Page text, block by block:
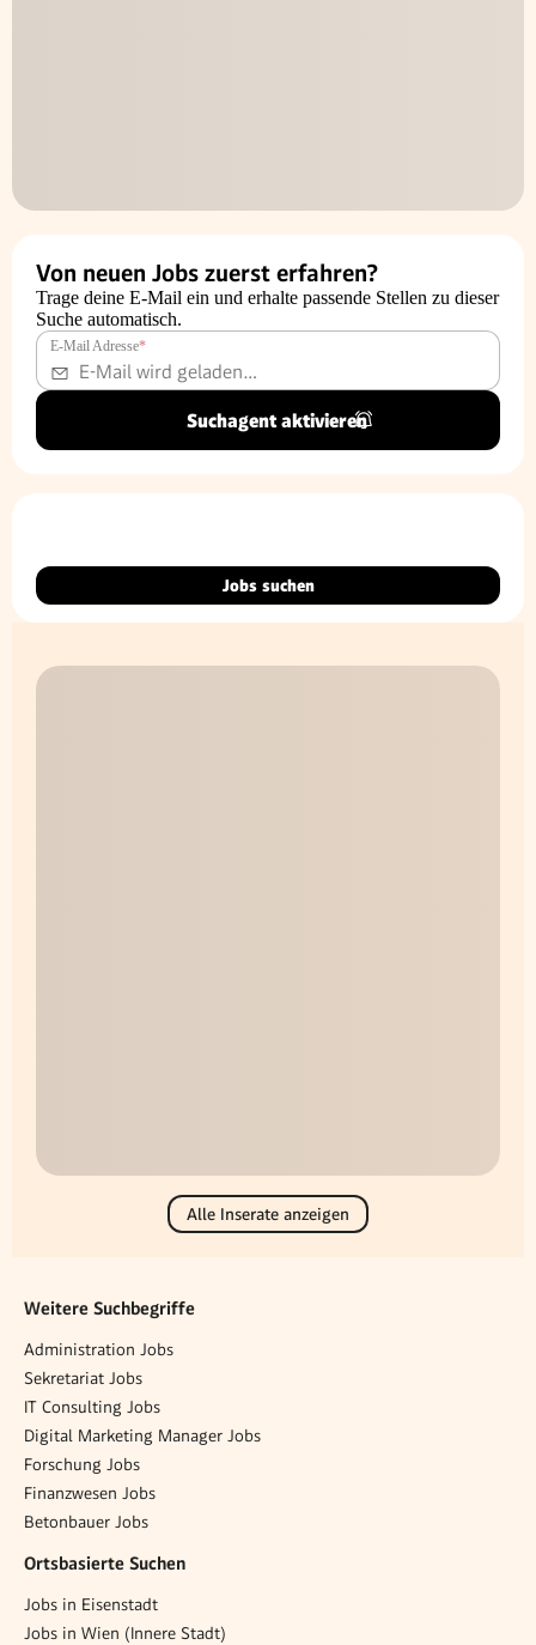
Von neuen Jobs zuerst erfahren?
Trage deine E-Mail ein und erhalte passende Stellen zu dieser
Suche automatisch.
E-Mail Adresse*
Suchagent aktivieren
Jobs suchen
Alle Inserate anzeigen
Weitere Suchbegriffe
Administration Jobs
Sekretariat Jobs
IT Consulting Jobs
Digital Marketing Manager Jobs
Forschung Jobs
Finanzwesen Jobs
Betonbauer Jobs
Ortsbasierte Suchen
Jobs in Eisenstadt
Jobs in Wien (Innere Stadt)